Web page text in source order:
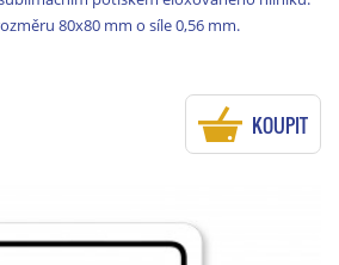
80x80 mm o síle 0,56 mm.
KOUPIT